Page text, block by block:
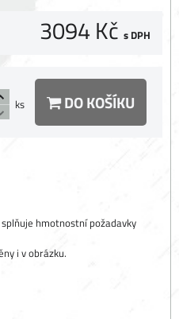
3094 Kč s DPH
ks DO KOŠÍKU
hmotnostní požadavky
i v obrázku.